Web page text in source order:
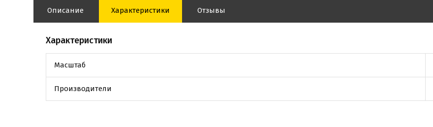
Описание Характеристики Отзывы
Характеристики
Масштаб
Производители